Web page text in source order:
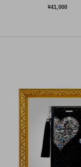
¥41,000